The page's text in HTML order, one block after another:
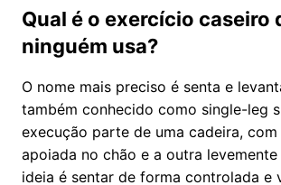
Qual é o exercício caseiro
ninguém usa?
O nome mais preciso é senta e
também conhecido como single-leg
execução parte de uma cadeira, com
apoiada no chão e a outra levemente
ideia é sentar de forma controlada e